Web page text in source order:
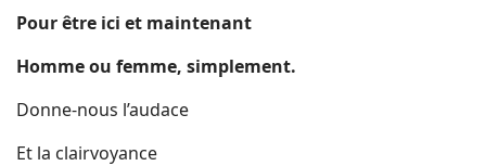
Pour être ici et maintenant
Homme ou femme, simplement.
Donne-nous l’audace
Et la clairvoyance